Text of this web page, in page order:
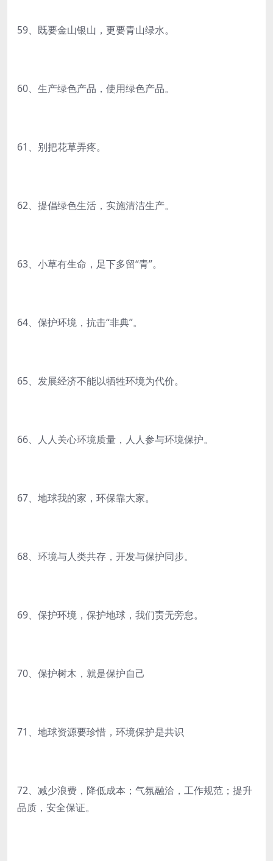
59、既要金山银山，更要青山绿水。
60、生产绿色产品，使用绿色产品。
61、别把花草弄疼。
62、提倡绿色生活，实施清洁生产。
63、小草有生命，足下多留“青”。
64、保护环境，抗击“非典”。
65、发展经济不能以牺牲环境为代价。
66、人人关心环境质量，人人参与环境保护。
67、地球我的家，环保靠大家。
68、环境与人类共存，开发与保护同步。
69、保护环境，保护地球，我们责无旁怠。
70、保护树木，就是保护自己
71、地球资源要珍惜，环境保护是共识
72、减少浪费，降低成本；气氛融洽，工作规范；提升
品质，安全保证。